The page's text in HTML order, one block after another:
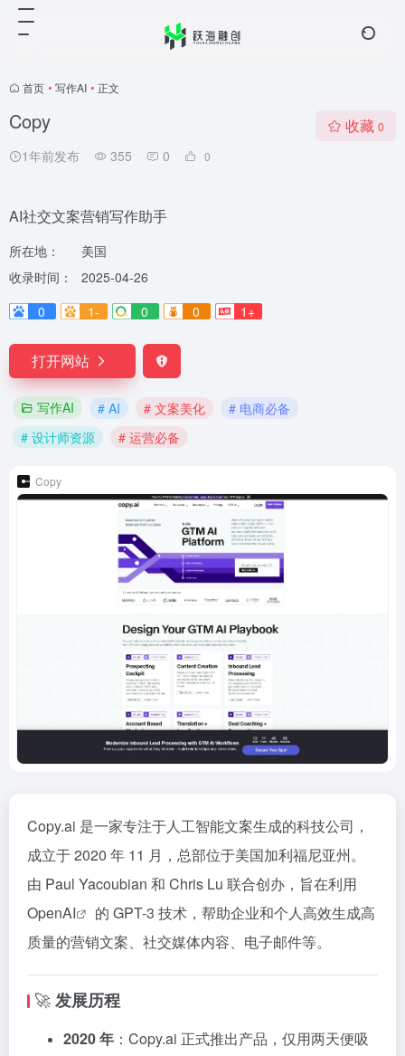
首页 • 写作AI • 正文
Copy
1年前发布 355 0 0
收藏 0
AI社交文案营销写作助手
所在地：
美国
收录时间：
2025-04-26
0
1- 0 0 1+
打开网站
写作AI # AI # 文案美化
# 电商必备
# 设计师资源
# 运营必备
Copy
Copy.ai 是一家专注于人工智能文案生成的科技公司，
成立于 2020 年 11 月，总部位于美国加利福尼亚州。
由 Paul Yacoubian 和 Chris Lu 联合创办，旨在利用
OpenAI
的 GPT-3 技术，帮助企业和个人高效生成高
质量的营销文案、社交媒体内容、电子邮件等。
🚀发展历程
2020 年 ：​ Copy.ai 正式推出产品，仅用两天便吸